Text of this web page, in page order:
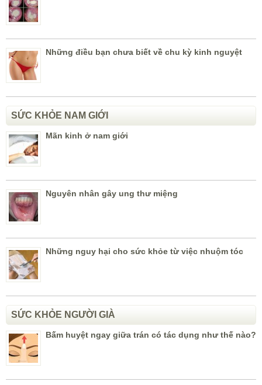
Những điều bạn chưa biết về chu kỳ kinh nguyệt
SỨC KHỎE NAM GIỚI
Mãn kinh ở nam giới
Nguyên nhân gây ung thư miệng
Những nguy hại cho sức khỏe từ việc nhuộm tóc
SỨC KHỎE NGƯỜI GIÀ
Bấm huyệt ngay giữa trán có tác dụng như thế nào?